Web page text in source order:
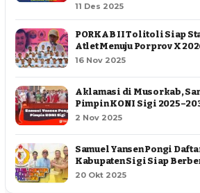
11 Des 2025
PORKAB II Tolitoli Siap
Atlet Menuju Porprov X
16 Nov 2025
Aklamasi di Musorkab,
Pimpin KONI Sigi
2 Nov 2025
Samuel Yansen Pongi
Kabupaten Sigi Siap
20 Okt 2025